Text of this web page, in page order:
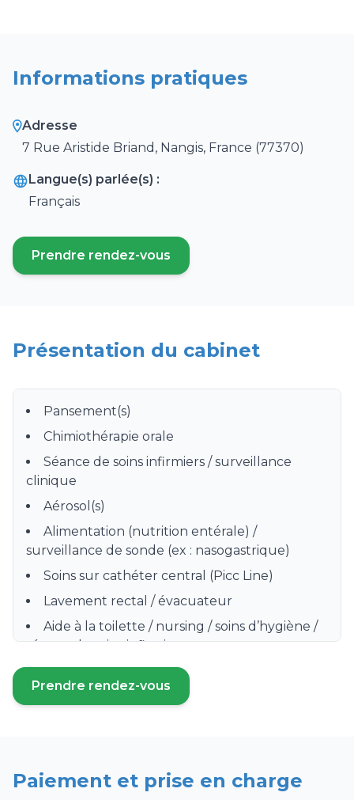
Informations pratiques
Adresse
7 Rue Aristide Briand, Nangis, France (77370)
Langue(s) parlée(s) :
Français
Prendre rendez-vous
(ouvre un nouvel onglet)
Présentation du cabinet
Pansement(s)
Chimiothérapie orale
Séance de soins infirmiers / surveillance
clinique
Aérosol(s)
Alimentation (nutrition entérale) /
surveillance de sonde (ex : nasogastrique)
Soins sur cathéter central (Picc Line)
Lavement rectal / évacuateur
Aide à la toilette / nursing / soins d’hygiène /
séance de soins infirmiers
Préparation, distribution et surveillance de
prise de médicament
Surveillance clinique hebdomadaire
Prendre rendez-vous
(ouvre un nouvel onglet)
Paiement et prise en charge